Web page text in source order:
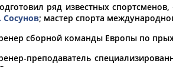
ряд известных
Сосунов; мастер спорта
сборной команды Европы по
преподаватель